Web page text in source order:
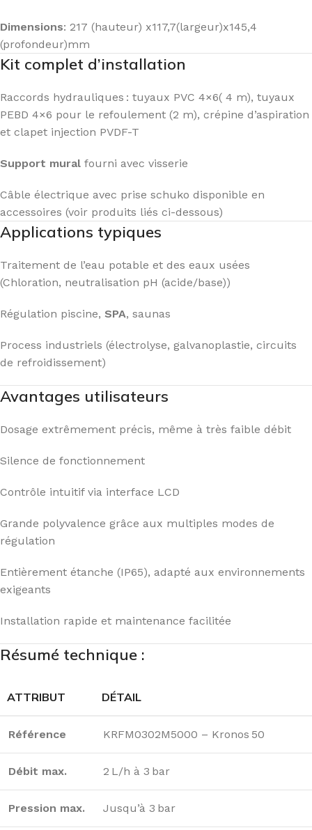
Dimensions: 217 (hauteur) x117,7(largeur)x145,4
(profondeur)mm
Kit complet d’installation
Raccords hydrauliques : tuyaux PVC 4×6( 4 m), tuyaux
PEBD 4×6 pour le refoulement (2 m), crépine d’aspiration
et clapet injection PVDF-T
Support mural fourni avec visserie
Câble électrique avec prise schuko disponible en
accessoires (voir produits liés ci-dessous)
Applications typiques
Traitement de l’eau potable et des eaux usées
(Chloration, neutralisation pH (acide/base))
Régulation piscine, SPA, saunas
Process industriels (électrolyse, galvanoplastie, circuits
de refroidissement)
Avantages utilisateurs
Dosage extrêmement précis, même à très faible débit
Silence de fonctionnement
Contrôle intuitif via interface LCD
Grande polyvalence grâce aux multiples modes de
régulation
Entièrement étanche (IP65), adapté aux environnements
exigeants
Installation rapide et maintenance facilitée
Résumé technique :
ATTRIBUT DÉTAIL
Référence KRFM0302M5000 – Kronos 50
Débit max. 2 L/h à 3 bar
Pression max. Jusqu’à 3 bar